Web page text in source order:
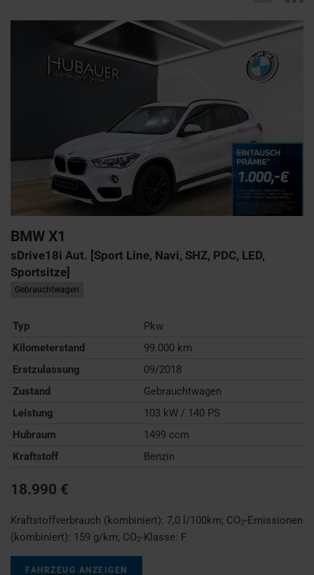
BMW X1
sDrive18i Aut. [Sport Line, Navi, SHZ, PDC, LED,
Sportsitze]
Gebrauchtwagen
Typ
Pkw
Kilometerstand
99.000 km
Erstzulassung
09/2018
Zustand
Gebrauchtwagen
Leistung
103 kW / 140 PS
Hubraum
1499 ccm
Kraftstoff
Benzin
18.990 €
Kraftstoffverbrauch (kombiniert): 7,0 l/100km; CO2-Emissionen
(kombiniert): 159 g/km; CO2-Klasse: F
FAHRZEUG ANZEIGEN